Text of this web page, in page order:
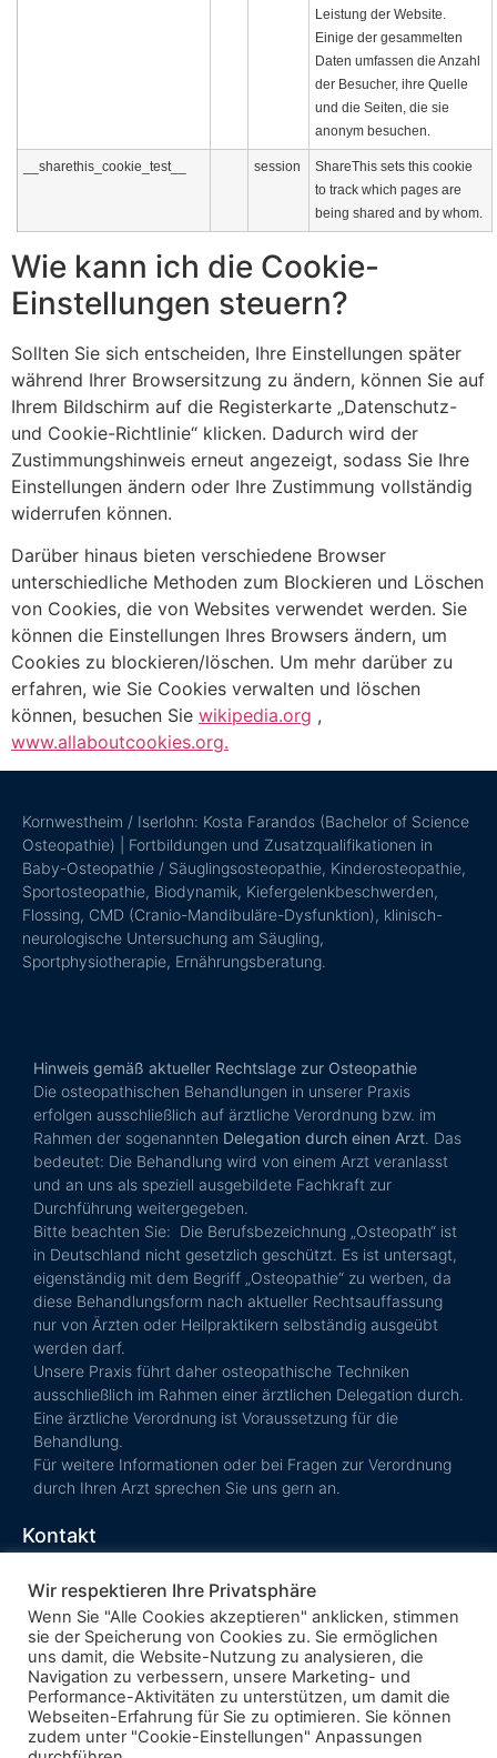
Leistung der Website.
Einige der gesammelten
Daten umfassen die Anzahl
der Besucher, ihre Quelle
und die Seiten, die sie
anonym besuchen.
__sharethis_cookie_test__ session
ShareThis sets this cookie
to track which pages are
being shared and by whom.
Wie kann ich die Cookie-
Einstellungen steuern?
Sollten Sie sich entscheiden, Ihre Einstellungen später
während Ihrer Browsersitzung zu ändern, können Sie auf
Ihrem Bildschirm auf die Registerkarte „Datenschutz-
und Cookie-Richtlinie“ klicken. Dadurch wird der
Zustimmungshinweis erneut angezeigt, sodass Sie Ihre
Einstellungen ändern oder Ihre Zustimmung vollständig
widerrufen können.
Darüber hinaus bieten verschiedene Browser
unterschiedliche Methoden zum Blockieren und Löschen
von Cookies, die von Websites verwendet werden. Sie
können die Einstellungen Ihres Browsers ändern, um
Cookies zu blockieren/löschen. Um mehr darüber zu
erfahren, wie Sie Cookies verwalten und löschen
können, besuchen Sie wikipedia.org ,
www.allaboutcookies.org.
Kornwestheim / Iserlohn: Kosta Farandos (Bachelor of Science
Osteopathie) | Fortbildungen und Zusatzqualifikationen in
Baby-Osteopathie / Säuglingsosteopathie, Kinderosteopathie,
Sportosteopathie, Biodynamik, Kiefergelenkbeschwerden,
Flossing, CMD (Cranio-Mandibuläre-Dysfunktion), klinisch-
neurologische Untersuchung am Säugling,
Sportphysiotherapie, Ernährungsberatung.
Hinweis gemäß aktueller Rechtslage zur Osteopathie
Die osteopathischen Behandlungen in unserer Praxis
erfolgen ausschließlich auf ärztliche Verordnung bzw. im
Rahmen der sogenannten Delegation durch einen Arzt. Das
bedeutet: Die Behandlung wird von einem Arzt veranlasst
und an uns als speziell ausgebildete Fachkraft zur
Durchführung weitergegeben.
Bitte beachten Sie: Die Berufsbezeichnung „Osteopath“ ist
in Deutschland nicht gesetzlich geschützt. Es ist untersagt,
eigenständig mit dem Begriff „Osteopathie“ zu werben, da
diese Behandlungsform nach aktueller Rechtsauffassung
nur von Ärzten oder Heilpraktikern selbständig ausgeübt
werden darf.
Unsere Praxis führt daher osteopathische Techniken
ausschließlich im Rahmen einer ärztlichen Delegation durch.
Eine ärztliche Verordnung ist Voraussetzung für die
Behandlung.
Für weitere Informationen oder bei Fragen zur Verordnung
durch Ihren Arzt sprechen Sie uns gern an.
Kontakt
Krankenkasse
AGB
Impressum
Wir respektieren Ihre Privatsphäre
Wenn Sie "Alle Cookies akzeptieren" anklicken, stimmen
sie der Speicherung von Cookies zu. Sie ermöglichen
uns damit, die Website-Nutzung zu analysieren, die
Navigation zu verbessern, unsere Marketing- und
Performance-Aktivitäten zu unterstützen, um damit die
Webseiten-Erfahrung für Sie zu optimieren. Sie können
zudem unter "Cookie-Einstellungen" Anpassungen